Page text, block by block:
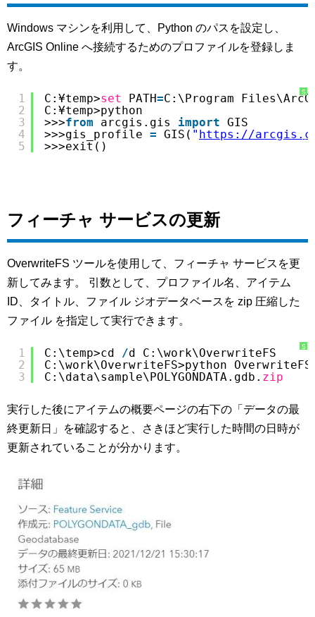
Windows マシンを利用して、Python のパスを設定し、
ArcGIS Online へ接続するためのプロファイルを登録しま
す。
S
y
H
い
1
2
3
4
5
C:¥temp>set PATH=C:\Program
C:¥temp>python
>>>from arcgis.gis import GIS
>>>gis_profile = GIS( " https://
>>>exit()
フィーチャ サービスの更新
OverwriteFS ツールを使用して、フィーチャ サービスを更
新してみます。 引数として、プロファイル名、アイテム
ID、タイトル、ファイル ジオデータベースを zip 圧縮した
ファイル を指定して実行できます。
S
n
t
1
2
3
C:\temp>cd /d C:\work\OverwriteFS
C:\work\OverwriteFS>python
C:\data\sample\POLYGONDATA.gdb. zip
実行した後にアイテムの概要ページの右下の「データの最
終更新日」を確認すると、さきほど実行した時間の日時が
更新されていることが分かります。